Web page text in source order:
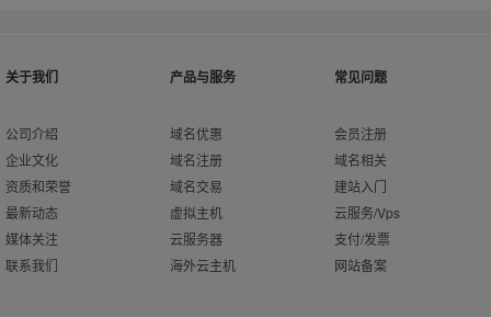
关于我们
公司介绍
企业文化
资质和荣誉
最新动态
媒体关注
联系我们
产品与服务
域名优惠
域名注册
域名交易
虚拟主机
云服务器
海外云主机
常见问题
会员注册
域名相关
建站入门
云服务/Vps
支付/发票
网站备案